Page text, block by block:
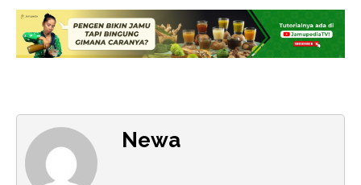
Newa